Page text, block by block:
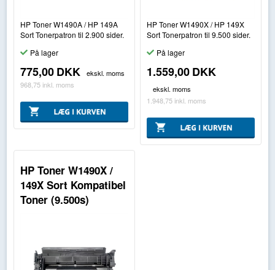
HP Toner W1490A / HP 149A
Sort Tonerpatron til 2.900 sider.
På lager
775,00DKK
ekskl. moms
968,75 inkl. moms
HP Toner W1490X / HP 149X
Sort Tonerpatron til 9.500 sider.
På lager
1.559,00DKK
ekskl. moms
1.948,75 inkl. moms
HP Toner W1490X /
149X Sort Kompatibel
Toner (9.500s)